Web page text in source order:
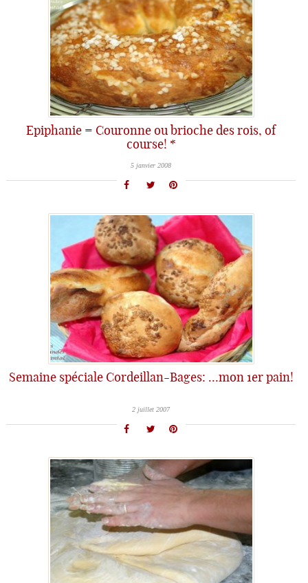
Epiphanie = Couronne ou brioche des rois, of
course! *
5 janvier 2008
Semaine spéciale Cordeillan-Bages: …mon 1er pain!
2 juillet 2007